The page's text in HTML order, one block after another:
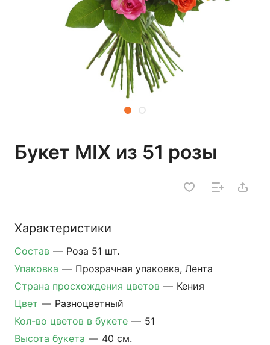
Букет MIX из 51 розы
Характеристики
Состав — Роза 51 шт.
Упаковка — Прозрачная упаковка, Лента
Страна просхождения цветов — Кения
Цвет — Разноцветный
Кол-во цветов в букете — 51
Высота букета — 40 см.